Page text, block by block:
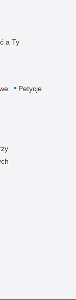
a Ty
Petycje